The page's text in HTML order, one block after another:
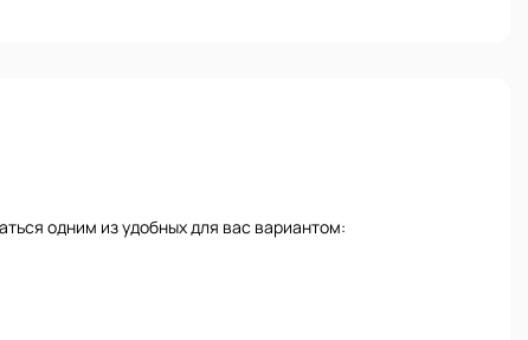
одним из удобных для вас вариантом: